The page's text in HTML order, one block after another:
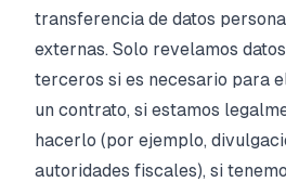
transferencia de datos
externas. Solo revelamos
terceros si es necesario para
un contrato, si estamos
hacerlo (por ejemplo,
autoridades fiscales), si